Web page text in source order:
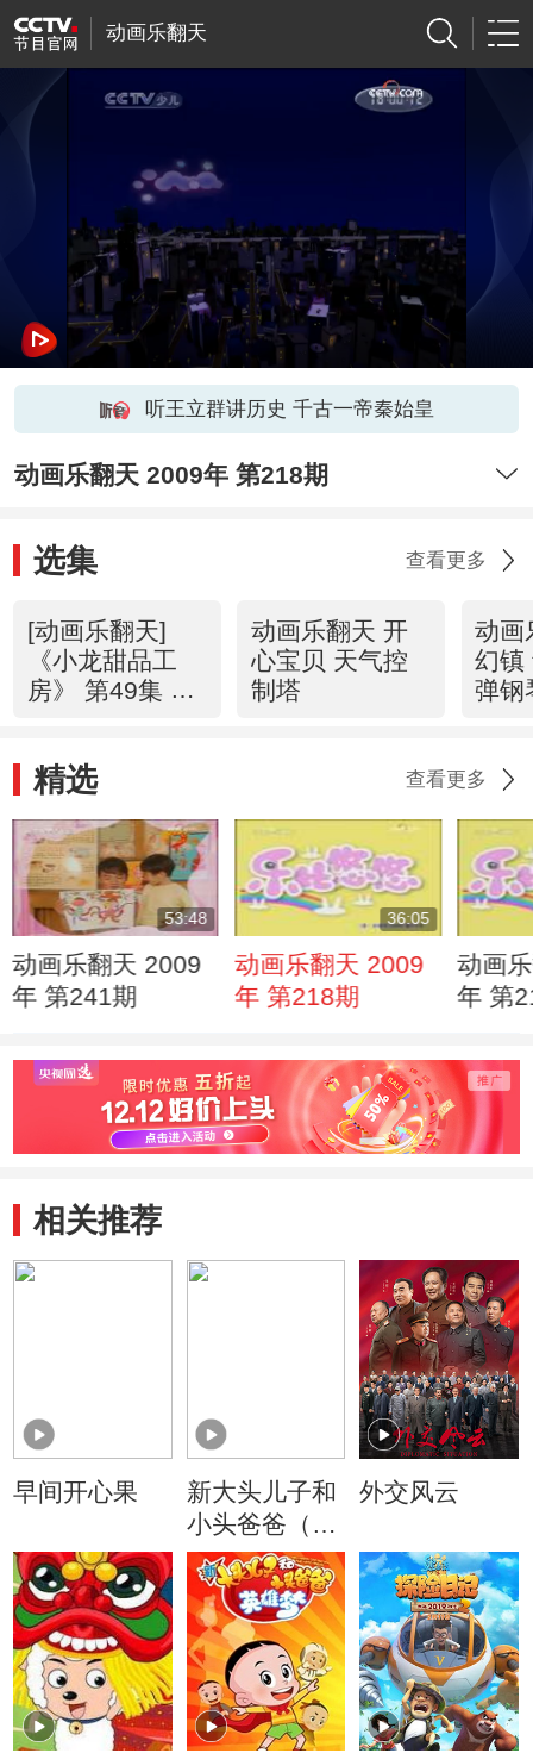
动画乐翻天
听王立群讲历史 千古一帝秦始皇
动画乐翻天 2009年 第218期
选集 查看更多
[动画乐翻天]
《小龙甜品工
房》 第49集 回
动画乐翻天 开
心宝贝 天气控
制塔
动画
幻镇
弹钢
精选 查看更多
53:48
动画乐翻天 2009
年 第241期
36:05
动画乐翻天 2009
年 第218期
动画
年 第
相关推荐
早间开心果
新大头儿子和
小头爸爸（动
画真人情景
剧）
外交风云